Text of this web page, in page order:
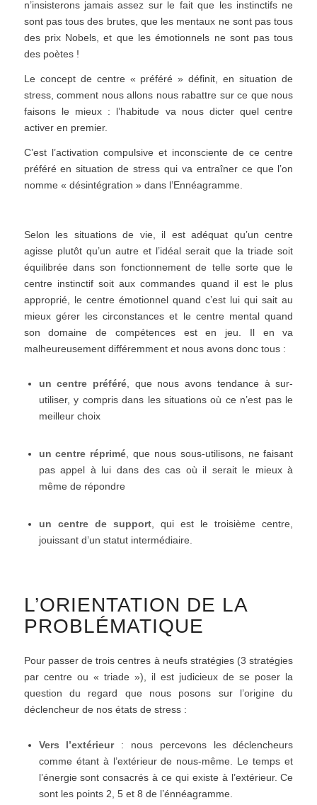
n’insisterons jamais assez sur le fait que les instinctifs ne
sont pas tous des brutes, que les mentaux ne sont pas tous
des prix Nobels, et que les émotionnels ne sont pas tous
des poètes !
Le concept de centre « préféré » définit, en situation de
stress, comment nous allons nous rabattre sur ce que nous
faisons le mieux : l’habitude va nous dicter quel centre
activer en premier.
C’est l’activation compulsive et inconsciente de ce centre
préféré en situation de stress qui va entraîner ce que l’on
nomme « désintégration » dans l’Ennéagramme.
Selon les situations de vie, il est adéquat qu’un centre
agisse plutôt qu’un autre et l’idéal serait que la triade soit
équilibrée dans son fonctionnement de telle sorte que le
centre instinctif soit aux commandes quand il est le plus
approprié, le centre émotionnel quand c’est lui qui sait au
mieux gérer les circonstances et le centre mental quand
son domaine de compétences est en jeu. Il en va
malheureusement différemment et nous avons donc tous :
un centre préféré, que nous avons tendance à sur-
utiliser, y compris dans les situations où ce n’est pas le
meilleur choix
un centre réprimé, que nous sous-utilisons, ne faisant
pas appel à lui dans des cas où il serait le mieux à
même de répondre
un centre de support, qui est le troisième centre,
jouissant d’un statut intermédiaire.
L’ORIENTATION DE LA
PROBLÉMATIQUE
Pour passer de trois centres à neufs stratégies (3 stratégies
par centre ou « triade »), il est judicieux de se poser la
question du regard que nous posons sur l’origine du
déclencheur de nos états de stress :
Vers l’extérieur: nous percevons les déclencheurs
comme étant à l’extérieur de nous-même. Le temps et
l’énergie sont consacrés à ce qui existe à l’extérieur. Ce
sont les points 2, 5 et 8 de l’énnéagramme.